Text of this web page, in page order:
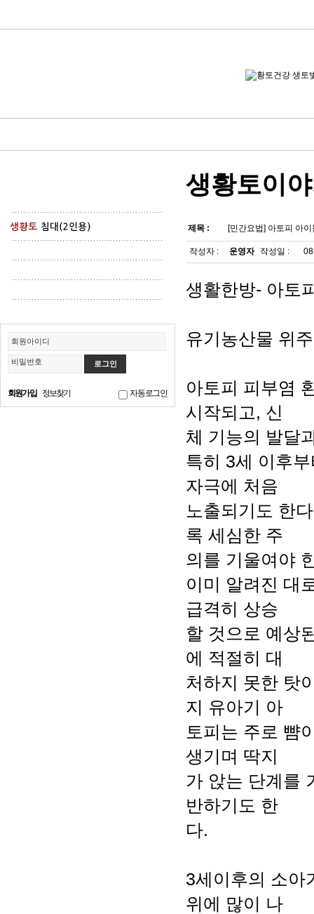
회원아이디
비밀번호
회원가입 정보찾기 자동로그인
생황토이
제목 : [민간요법] 아토피 아
작성자 : 운영자 작성일 :
생활한방- 아토
유기농산물 위
아토피 피부염
시작되고, 신
체 기능의 발달
특히 3세 이후
자극에 처음
노출되기도 한
록 세심한 주
의를 기울여야
이미 알려진 대
급격히 상승
할 것으로 예상
에 적절히 대
처하지 못한 탓
지 유아기 아
토피는 주로 뺨
생기며 딱지
가 앉는 단계를
반하기도 한
다.
3세이후의 소아
위에 많이 나